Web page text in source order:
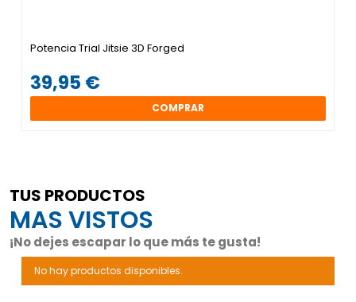
Potencia Trial Jitsie 3D Forged
39,95 €
COMPRAR
TUS PRODUCTOS
MAS VISTOS
¡No dejes escapar lo que más te gusta!
No hay productos disponibles.